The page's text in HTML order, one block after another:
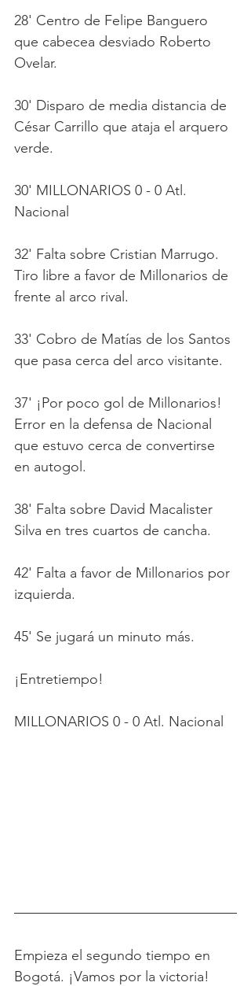
28' Centro de Felipe Banguero
que cabecea desviado Roberto
Ovelar.
30' Disparo de media distancia de
César Carrillo que ataja el arquero
verde.
30' MILLONARIOS 0 - 0 Atl.
Nacional
32' Falta sobre Cristian Marrugo.
Tiro libre a favor de Millonarios de
frente al arco rival.
33' Cobro de Matías de los Santos
que pasa cerca del arco visitante.
37' ¡Por poco gol de Millonarios!
Error en la defensa de Nacional
que estuvo cerca de convertirse
en autogol.
38' Falta sobre David Macalister
Silva en tres cuartos de cancha.
42' Falta a favor de Millonarios por
izquierda.
45' Se jugará un minuto más.
¡Entretiempo!
MILLONARIOS 0 - 0 Atl. Nacional
Empieza el segundo tiempo en
Bogotá. ¡Vamos por la victoria!